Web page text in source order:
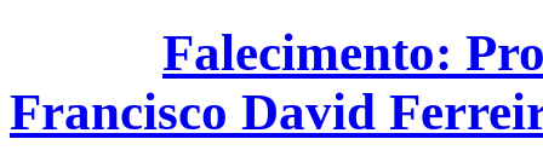
Falecimento:
Francisco David